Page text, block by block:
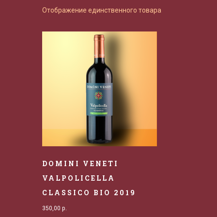
Отображение единственного товара
DOMINI VENETI
VALPOLICELLA
CLASSICO BIO 2019
350,00 р.